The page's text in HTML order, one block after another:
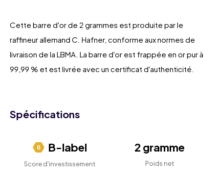
Cette barre d'or de 2 grammes est produite par le
raffineur allemand C. Hafner, conforme aux normes de
livraison de la LBMA. La barre d'or est frappée en or pur à
99,99 % et est livrée avec un certificat d'authenticité.
Spécifications
B-label
Score d'investissement
2 gramme
Poids net